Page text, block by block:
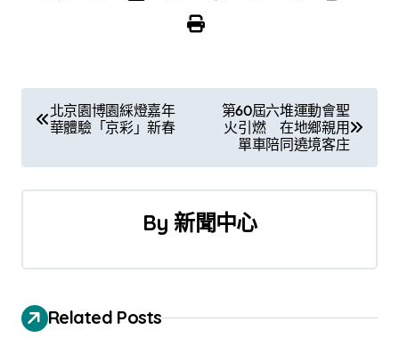
文
導
北京園博園綵燈嘉年
華體驗「京彩」新春
第60屆六堆運動會聖
火引燃 在地鄉親用
單車陪同遶境客庄
By 新聞中心
Related Posts